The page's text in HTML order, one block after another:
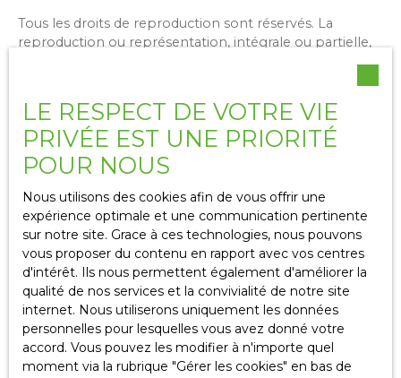
Tous les droits de reproduction sont réservés. La
reproduction ou représentation, intégrale ou partielle,
Liens externes
pointant vers d’autres sites internet indépendants. Ces
liens ne constituent, en aucun cas, une approbation ou
un partenariat entreTransaxia immoet les sociétés
éditrices des sites externes. Dès lors, l'éditeur du présent
site ne saurait être tenu responsable de leurs contenus,
leurs produits, leurs publicités ou tous éléments ou
services présentés. En outre, l'éditeur du présent site ne
garantit pas la qualité permanente et continue du
contenu de ces sites.
LE RESPECT DE VOTRE VIE
PRIVÉE EST UNE PRIORITÉ
POUR NOUS
Nous utilisons des cookies afin de vous offrir une
expérience optimale et une communication pertinente
sur notre site. Grace à ces technologies, nous pouvons
vous proposer du contenu en rapport avec vos centres
d'intérêt. Ils nous permettent également d'améliorer la
qualité de nos services et la convivialité de notre site
internet. Nous utiliserons uniquement les données
personnelles pour lesquelles vous avez donné votre
accord. Vous pouvez les modifier à n'importe quel
moment via la rubrique ″Gérer les cookies″ en bas de